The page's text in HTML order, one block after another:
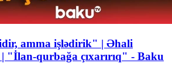
amma işlədirik" | Əhali
"İlan-qurbağa çıxarırıq" - Baku